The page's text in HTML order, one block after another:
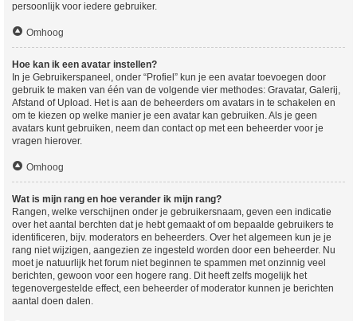
persoonlijk voor iedere gebruiker.
Omhoog
Hoe kan ik een avatar instellen?
In je Gebruikerspaneel, onder “Profiel” kun je een avatar toevoegen door
gebruik te maken van één van de volgende vier methodes: Gravatar, Galerij,
Afstand of Upload. Het is aan de beheerders om avatars in te schakelen en
om te kiezen op welke manier je een avatar kan gebruiken. Als je geen
avatars kunt gebruiken, neem dan contact op met een beheerder voor je
vragen hierover.
Omhoog
Wat is mijn rang en hoe verander ik mijn rang?
Rangen, welke verschijnen onder je gebruikersnaam, geven een indicatie
over het aantal berchten dat je hebt gemaakt of om bepaalde gebruikers te
identificeren, bijv. moderators en beheerders. Over het algemeen kun je je
rang niet wijzigen, aangezien ze ingesteld worden door een beheerder. Nu
moet je natuurlijk het forum niet beginnen te spammen met onzinnig veel
berichten, gewoon voor een hogere rang. Dit heeft zelfs mogelijk het
tegenovergestelde effect, een beheerder of moderator kunnen je berichten
aantal doen dalen.